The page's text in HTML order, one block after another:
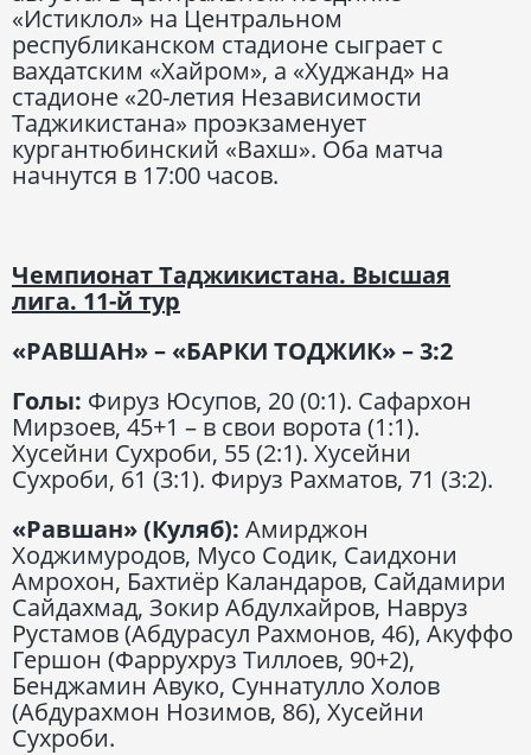
«Истиклол» на Центральном
республиканском стадионе сыграет с
вахдатским «Хайром», а «Худжанд» на
стадионе «20-летия Независимости
Таджикистана» проэкзаменует
кургантюбинский «Вахш». Оба матча
начнутся в 17:00 часов.
Чемпионат Таджикистана. Высшая
лига. 11-й тур
«РАВШАН» – «БАРКИ ТОДЖИК» – 3:2
Голы: Фируз Юсупов, 20 (0:1). Сафархон
Мирзоев, 45+1 – в свои ворота (1:1).
Хусейни Сухроби, 55 (2:1). Хусейни
Сухроби, 61 (3:1). Фируз Рахматов, 71 (3:2).
«Равшан» (Куляб): Амирджон
Ходжимуродов, Мусо Содик, Саидхони
Амрохон, Бахтиёр Каландаров, Сайдамири
Сайдахмад, Зокир Абдулхайров, Навруз
Рустамов (Абдурасул Рахмонов, 46), Акуффо
Гершон (Фаррухруз Тиллоев, 90+2),
Бенджамин Авуко, Суннатулло Холов
(Абдурахмон Нозимов, 86), Хусейни
Сухроби.